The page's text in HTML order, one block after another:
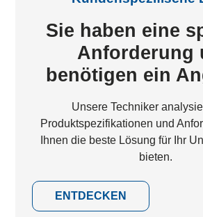
Sie haben eine
Anforderung
benötigen ein
Unsere Techniker
Produktspezifikationen und
Ihnen die beste Lösung für Ihr
bieten.
ENTDECKEN